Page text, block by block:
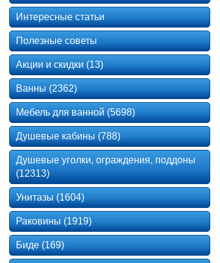
Интересные статьи
Полезные советы
Акции и скидки (13)
Ванны (2362)
Мебель для ванной (5698)
Душевые кабины (788)
Душевые уголки, ограждения, поддоны
(12313)
Унитазы (1604)
Раковины (1919)
Биде (169)